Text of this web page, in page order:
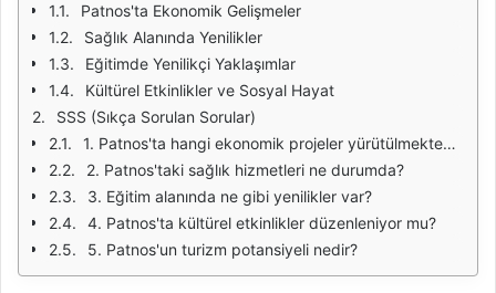
Patnos'ta Ekonomik Gelişmeler
Sağlık Alanında Yenilikler
Eğitimde Yenilikçi Yaklaşımlar
Kültürel Etkinlikler ve Sosyal Hayat
SSS (Sıkça Sorulan Sorular)
1. Patnos'ta hangi ekonomik projeler yürütülmektedir?
2. Patnos'taki sağlık hizmetleri ne durumda?
3. Eğitim alanında ne gibi yenilikler var?
4. Patnos'ta kültürel etkinlikler düzenleniyor mu?
5. Patnos'un turizm potansiyeli nedir?